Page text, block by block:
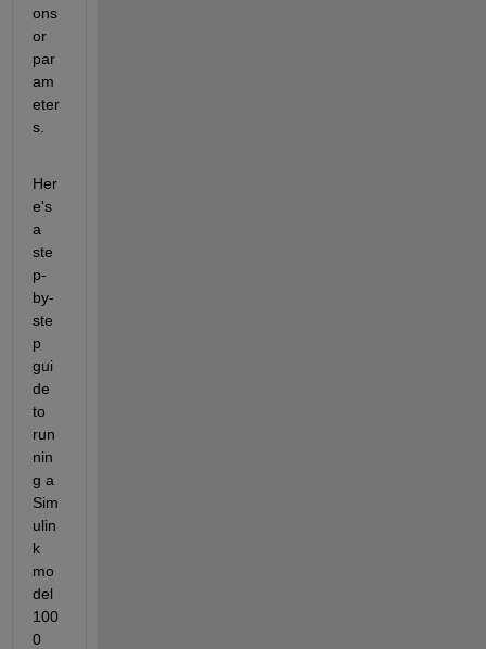
ons
or
par
am
eter
s.
Her
e's
a
ste
p-
by-
ste
p
gui
de
to
run
nin
g a
Sim
ulin
k
mo
del
100
0